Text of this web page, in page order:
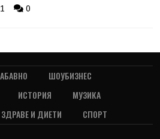
0
ШОУБИЗНЕС
ИСТОРИЯ
МУЗИКА
ЗДРАВЕ И ДИЕТИ СПОРТ